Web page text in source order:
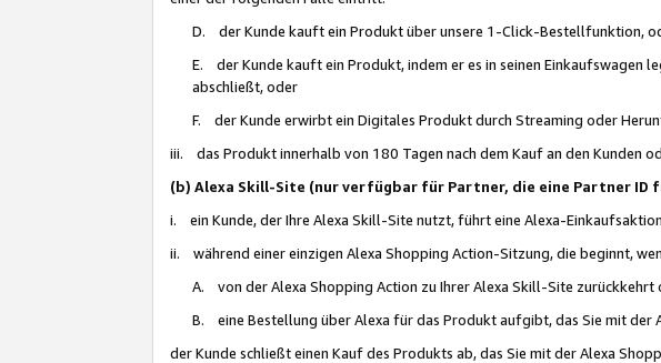
D. der Kunde kauft ein Produkt über unsere 1-Click-Bestellfunktion,
E. der Kunde kauft ein Produkt, indem er es in seinen Einkaufswagen
abschließt, oder
F. der Kunde erwirbt ein Digitales Produkt durch Streaming oder
iii. das Produkt innerhalb von 180 Tagen nach dem Kauf an den Kunden
(b) Alexa Skill-Site (nur verfügbar für Partner, die eine Partner ID
i. ein Kunde, der Ihre Alexa Skill-Site nutzt, führt eine Alexa-
ii. während einer einzigen Alexa Shopping Action-Sitzung, die beginnt,
A. von der Alexa Shopping Action zu Ihrer Alexa Skill-Site
B. eine Bestellung über Alexa für das Produkt aufgibt, das Sie mit der
der Kunde schließt einen Kauf des Produkts ab, das Sie mit der Alexa